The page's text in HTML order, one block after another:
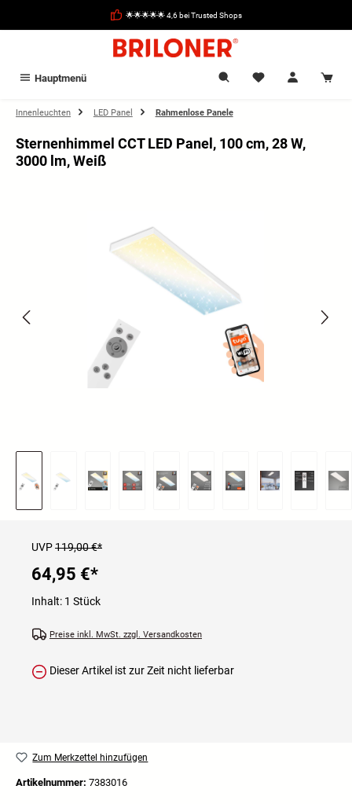
🌟🌟🌟🌟🌟 4,6 bei Trusted Shops
Hauptmenü
Innenleuchten LED Panel Rahmenlose Panele
Sternenhimmel CCT LED Panel, 100 cm, 28 W,
3000 lm, Weiß
UVP119,00 €*
64,95 €*
Inhalt: 1 Stück
Preise inkl. MwSt. zzgl. Versandkosten
Dieser Artikel ist zur Zeit nicht lieferbar
Zum Merkzettel hinzufügen
Artikelnummer: 7383016